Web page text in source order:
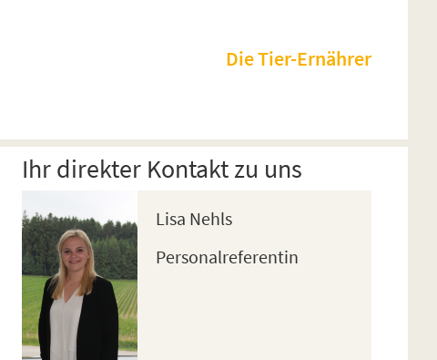
Die Tier-Ernährer
Ihr direkter Kontakt zu uns
Lisa Nehls
Personalreferentin